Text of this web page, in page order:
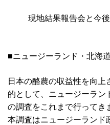
現地結果報告会と今後
■ニュージーランド・北海
日本の酪農の収益性を向上
的として、ニュージーラン
の調査をこれまで行ってき
本調査はニュージーランド